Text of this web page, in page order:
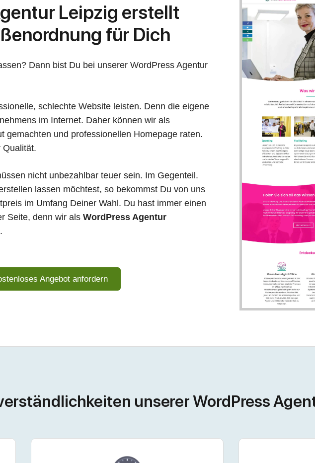
Leipzig erstellt
für Dich
Dann bist Du bei unserer WordPress Agentur
schlechte Website leisten. Denn die eigene
im Internet. Daher können wir als
gemachten und professionellen Homepage raten.
Qualität.
nicht unbezahlbar teuer sein. Im Gegenteil.
lassen möchtest, so bekommst Du von uns
im Umfang Deiner Wahl. Du hast immer einen
Seite, denn wir als WordPress Agentur
Angebot anfordern
unserer WordPress